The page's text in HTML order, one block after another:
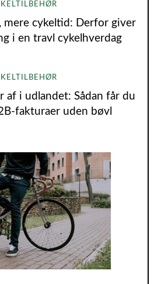
mere cykeltid: Derfor giver
i en travl cykelhverdag
af i udlandet: Sådan får du
uden bøvl